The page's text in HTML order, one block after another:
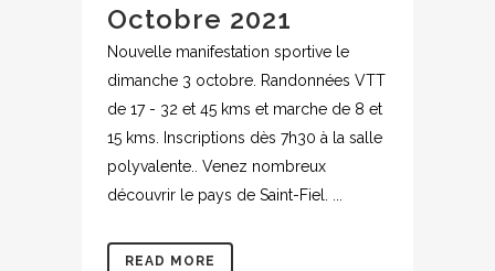
Octobre 2021
Nouvelle manifestation sportive le
dimanche 3 octobre. Randonnées VTT
de 17 - 32 et 45 kms et marche de 8 et
15 kms. Inscriptions dès 7h30 à la salle
polyvalente.. Venez nombreux
découvrir le pays de Saint-Fiel. ...
READ MORE